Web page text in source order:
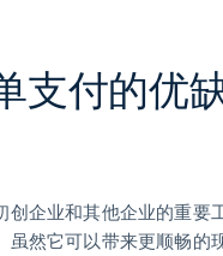
支付的优
创企业和其他企业的重要
虽然它可以带来更顺畅的